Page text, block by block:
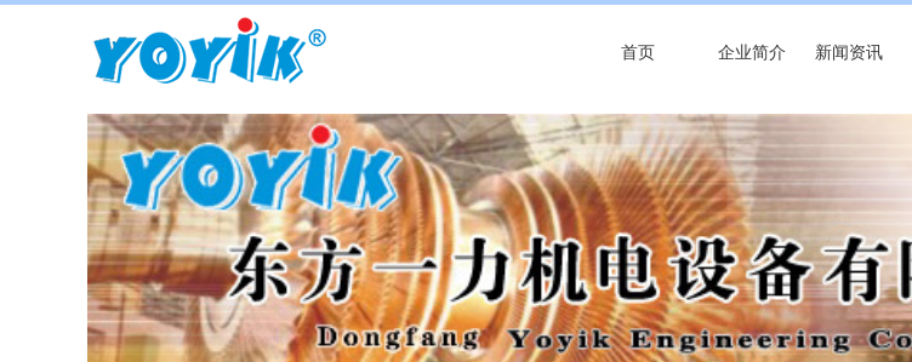
首页 企业简介 新闻资讯